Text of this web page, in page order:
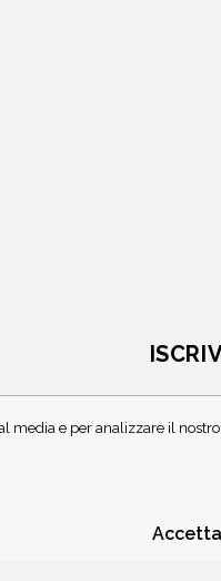
e per analizzare il